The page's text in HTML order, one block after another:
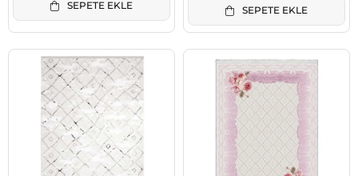
SEPETE EKLE SEPETE EKLE